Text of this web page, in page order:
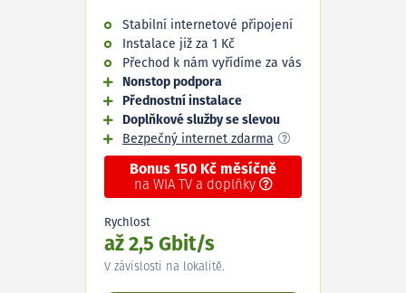
Stabilní internetové připojení
Instalace již za 1 Kč
Přechod k nám vyřídíme za vás
Nonstop podpora
Přednostní instalace
Doplňkové služby se slevou
Bezpečný internet zdarma
Bonus 150 Kč měsíčně
na WIA TV a doplňky
Rychlost
až 2,5 Gbit/s
V závislosti na lokalitě.